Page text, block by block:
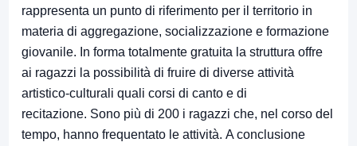
rappresenta un punto di riferimento per il territorio in
materia di aggregazione, socializzazione e formazione
giovanile. In forma totalmente gratuita la struttura offre
ai ragazzi la possibilità di fruire di diverse attività
artistico-culturali quali corsi di canto e di
recitazione. Sono più di 200 i ragazzi che, nel corso del
tempo, hanno frequentato le attività. A conclusione